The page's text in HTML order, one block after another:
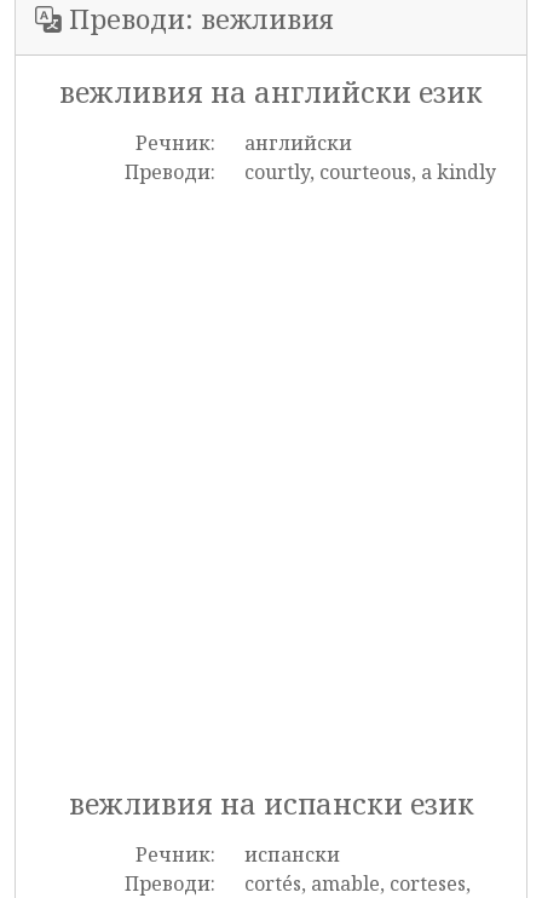
Преводи: вежливия
вежливия на английски език
Речник:
английски
Преводи:
courtly, courteous, a kindly
вежливия на испански език
Речник:
испански
Преводи:
cortés, amable, corteses,